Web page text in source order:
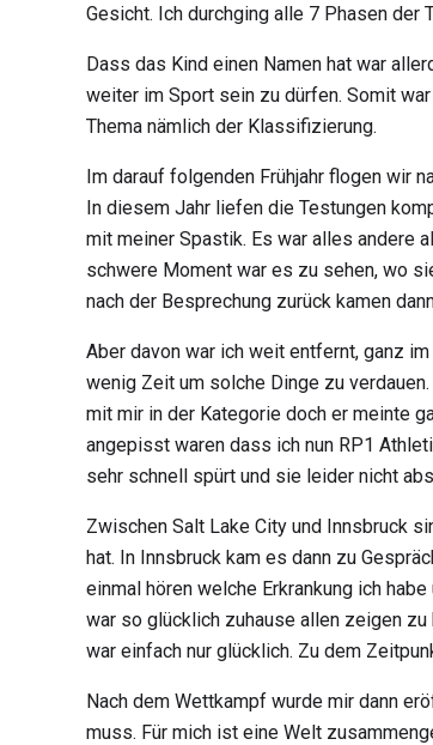
Gesicht. Ich durchging alle 7 Phasen der
Dass das Kind einen Namen hat war
weiter im Sport sein zu dürfen. Somit
Thema nämlich der Klassifizierung.
Im darauf folgenden Frühjahr flogen wir
In diesem Jahr liefen die Testungen
mit meiner Spastik. Es war alles andere
schwere Moment war es zu sehen, wo
nach der Besprechung zurück kamen
Aber davon war ich weit entfernt, ganz
wenig Zeit um solche Dinge zu
mit mir in der Kategorie doch er meinte
angepisst waren dass ich nun RP1
sehr schnell spürt und sie leider nicht
Zwischen Salt Lake City und Innsbruck
hat. In Innsbruck kam es dann zu
einmal hören welche Erkrankung ich
war so glücklich zuhause allen zeigen
war einfach nur glücklich. Zu dem
Nach dem Wettkampf wurde mir dann
muss. Für mich ist eine Welt